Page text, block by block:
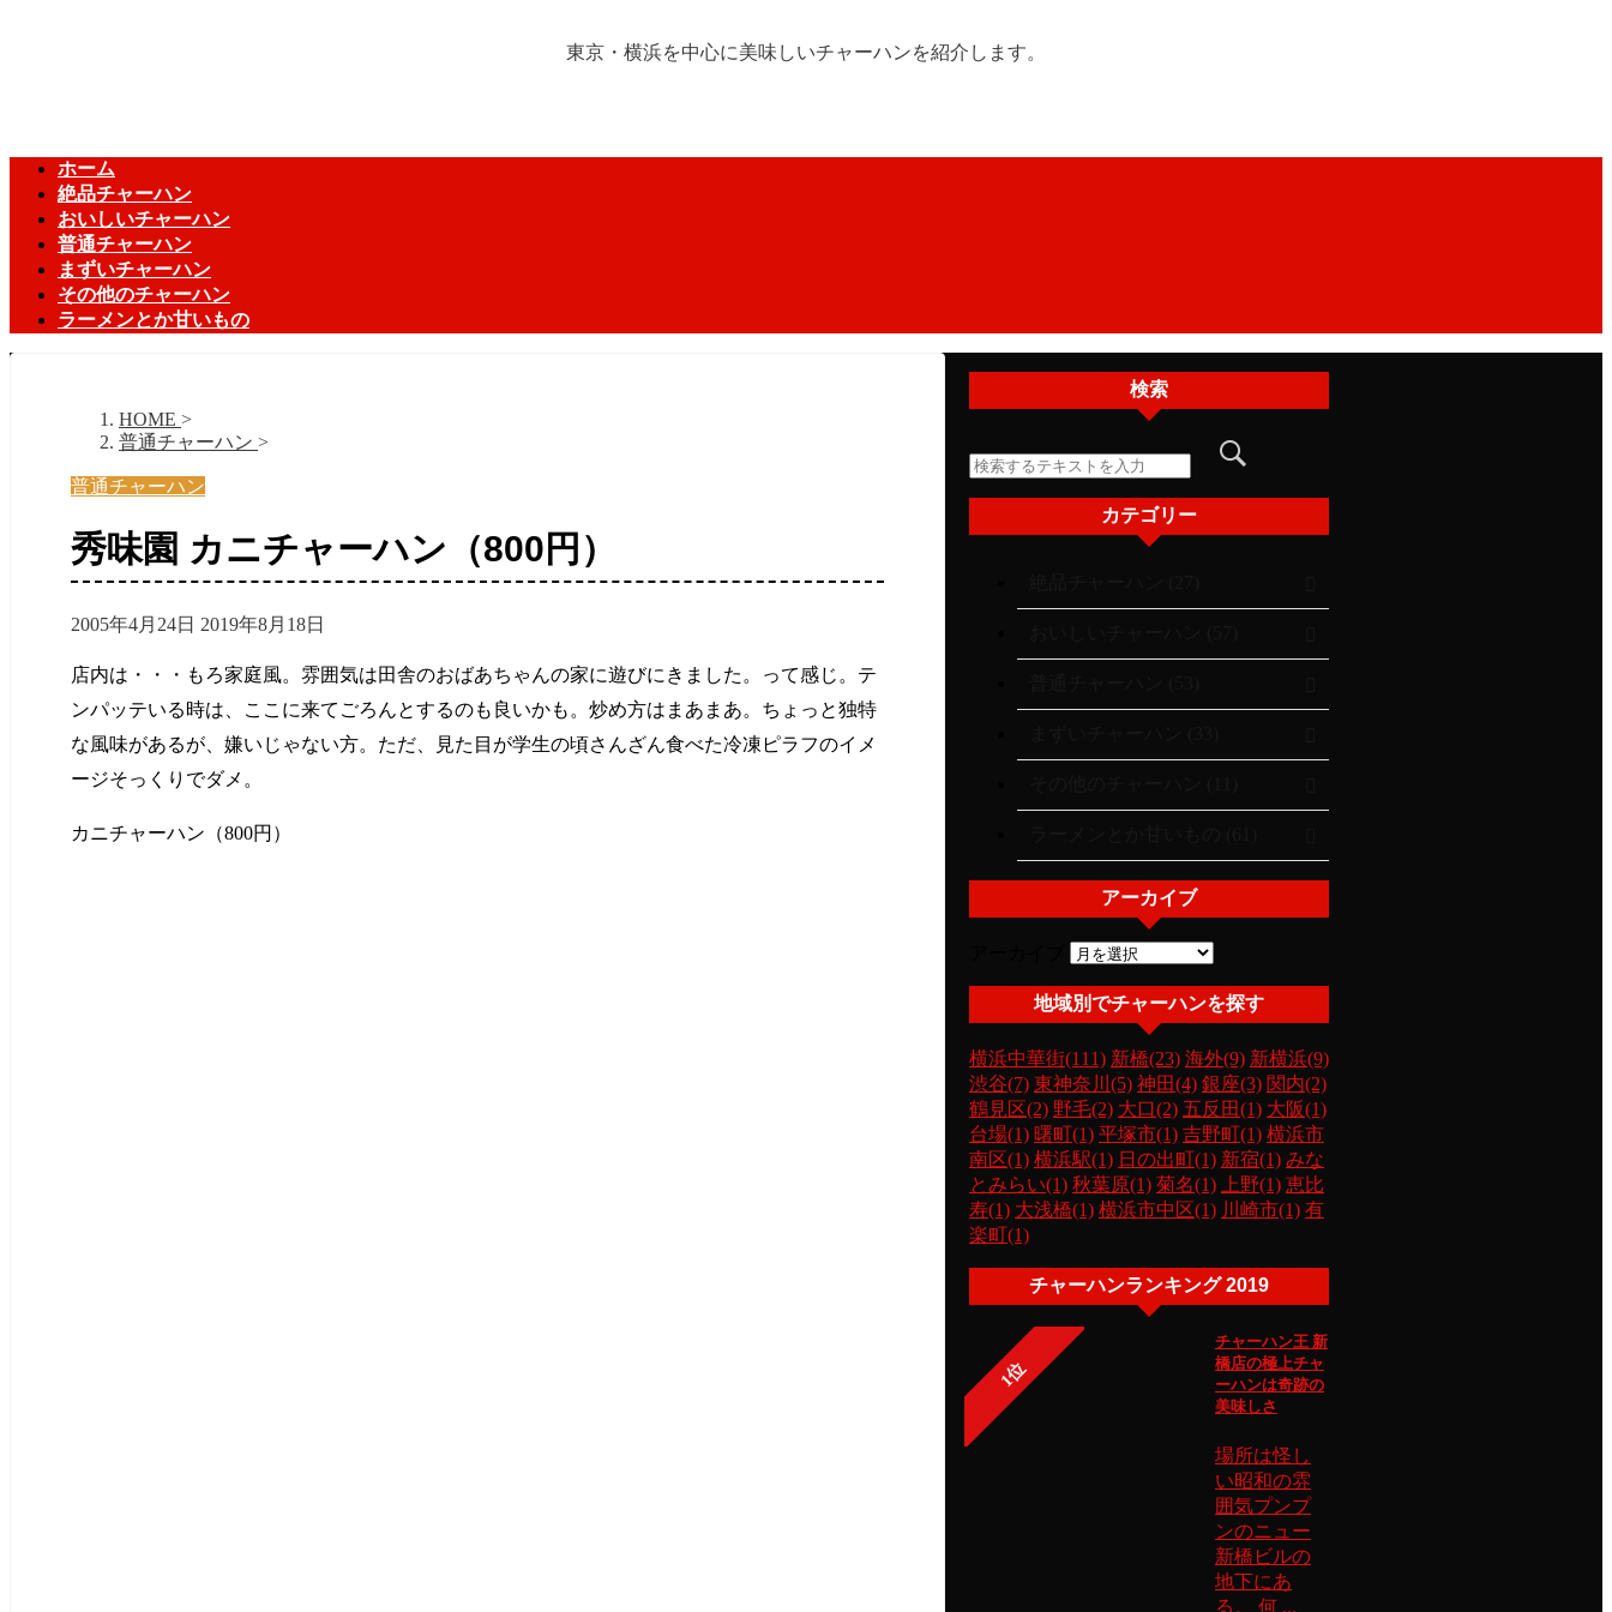
東京・横浜を中心に美味しいチャーハンを紹介します。
ホーム
絶品チャーハン
おいしいチャーハン
普通チャーハン
まずいチャーハン
その他のチャーハン
ラーメンとか甘いもの
HOME >
普通チャーハン >
普通チャーハン
秀味園 カニチャーハン（800円）
2005年4月24日 2019年8月18日
店内は・・・もろ家庭風。雰囲気は田舎のおばあちゃんの家に遊びにきました。って感じ。テ
ンパッテいる時は、ここに来てごろんとするのも良いかも。炒め方はまあまあ。ちょっと独特
な風味があるが、嫌いじゃない方。ただ、見た目が学生の頃さんざん食べた冷凍ピラフのイメ
ージそっくりでダメ。
カニチャーハン（800円）
検索
カテゴリー
アーカイブ
地域別でチャーハンを探す
横浜中華街(111) 新橋(23) 海外(9) 新横浜(9)
渋谷(7) 東神奈川(5) 神田(4) 銀座(3) 関内(2)
鶴見区(2) 野毛(2) 大口(2) 五反田(1) 大阪(1)
台場(1) 曙町(1) 平塚市(1) 吉野町(1) 横浜市
南区(1) 横浜駅(1) 日の出町(1) 新宿(1) みな
とみらい(1) 秋葉原(1) 菊名(1) 上野(1) 恵比
寿(1) 大浅橋(1) 横浜市中区(1) 川崎市(1) 有
楽町(1)
チャーハンランキング 2019
1位
チャーハン王 新
橋店の極上チャ
ーハンは奇跡の
美味しさ
場所は怪し
い昭和の雰
囲気プンプ
ンのニュー
新橋ビルの
地下にあ
る。 何 ...